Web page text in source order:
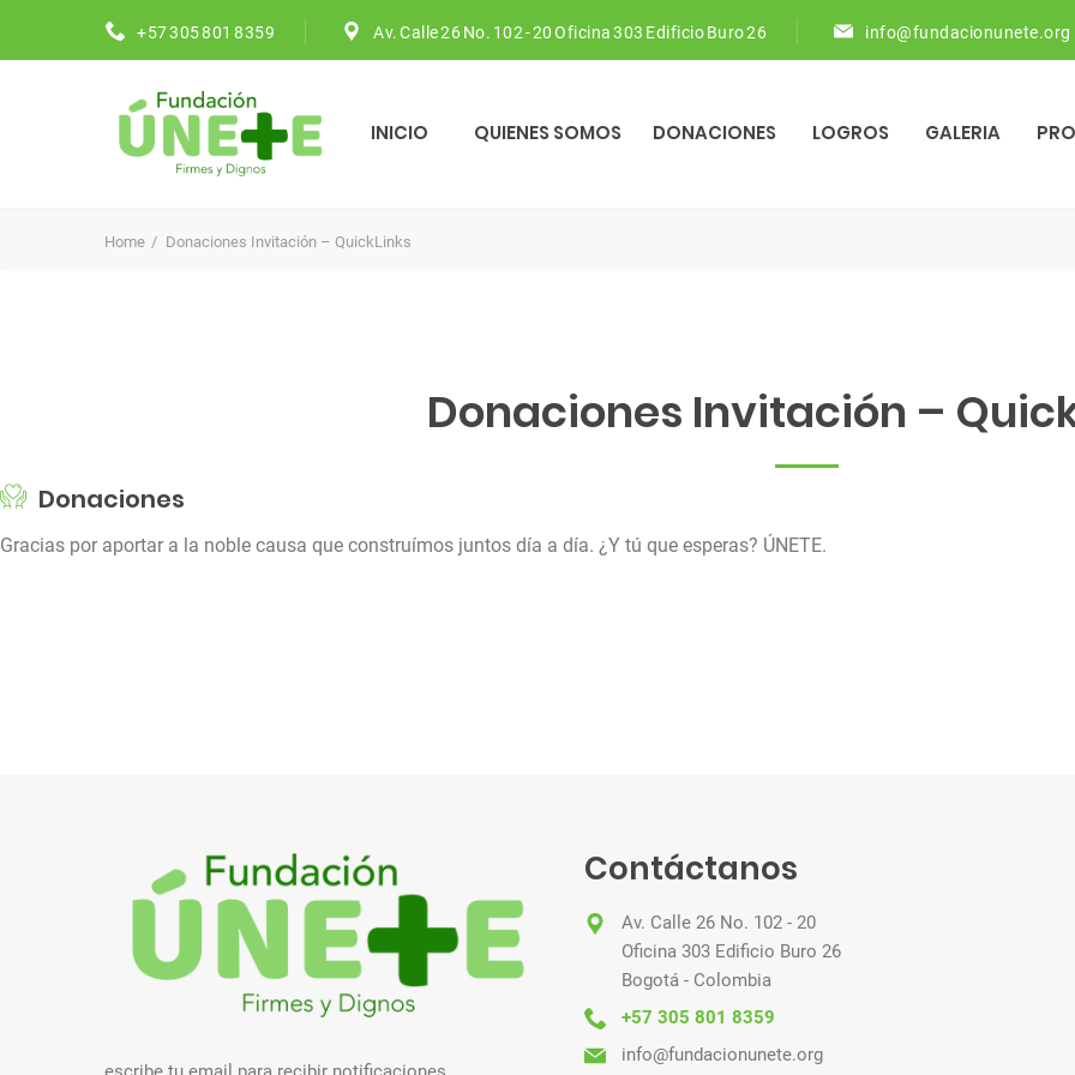
+57 305 801 8359 Av. Calle 26 No. 102 - 20 Oficina 303 Edificio Buro 26 info@fundacionunete.org
INICIO QUIENES SOMOS DONACIONES LOGROS GALERIA
Home Donaciones Invitación – QuickLinks
Donaciones Invitación –
Donaciones
Gracias por aportar a la noble causa que construímos juntos día a día. ¿Y tú que esperas? ÚNETE.
Contáctanos
Av. Calle 26 No. 102 - 20
Oficina 303 Edificio Buro 26
Bogotá - Colombia
+57 305 801 8359
info@fundacionunete.org